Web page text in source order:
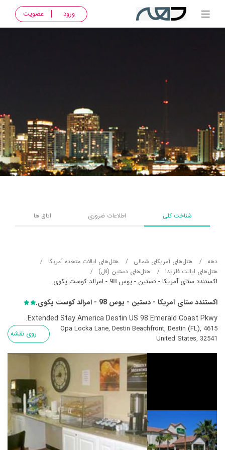
ورود عضویت
شناخت کلی اطلاعات ضروری اتاق ها
دهه هتل‌های آمریکای شمالی
هتل‌های ایالات متحده آمریکا
هتل‌های ایالت فلریدا
هتل‌های دستین (فل)
اکستندد ستای آمریکا - دستین - یوس 98 - امرالد کوست پکوی.
اکستندد ستای آمریکا - دستین - یوس 98 - امرالد کوست پکوی.
Extended Stay America Destin US 98 Emerald Coast Pkwy.
4615 Opa Locka Lane, Destin Beachfront, Destin (FL),
United States, 32541
روی نقشه